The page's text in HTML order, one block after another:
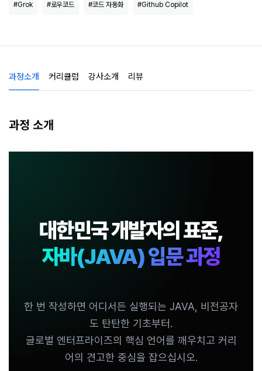
#Grok #로우코드 #코드 자동화 #Github Copilot
과정소개 커리큘럼 강사소개 리뷰
과정 소개